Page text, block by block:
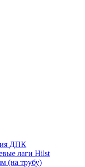
ДПК
лаги Hilst
(на трубу)